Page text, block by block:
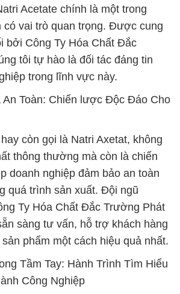
Acetate chính là một trong
có vai trò quan trọng. Được cung
bởi Công Ty Hóa Chất Đắc
tôi tự hào là đối tác đáng tin
trong lĩnh vực này.
An Toàn: Chiến lược Độc Đáo Cho
còn gọi là Natri Axetat, không
thông thường mà còn là chiến
doanh nghiệp đảm bảo an toàn
quá trình sản xuất. Đội ngũ
Ty Hóa Chất Đắc Trường Phát
sàng tư vấn, hỗ trợ khách hàng
phẩm một cách hiệu quả nhất.
Tầm Tay: Hành Trình Tìm Hiểu
Công Nghiệp